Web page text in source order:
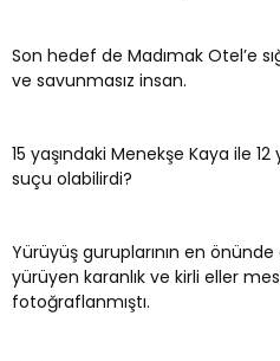
Son hedef de Madımak Otel’e
ve savunmasız insan.
15 yaşındaki Menekşe Kaya ile 12
suçu olabilirdi?
Yürüyüş guruplarının en
yürüyen karanlık ve kirli eller
fotoğraflanmıştı.